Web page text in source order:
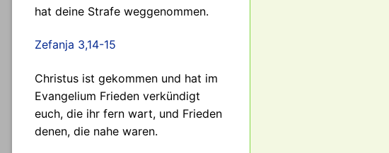
hat deine Strafe weggenommen.
Zefanja 3,14-15
Christus ist gekommen und hat im
Evangelium Frieden verkündigt
euch, die ihr fern wart, und Frieden
denen, die nahe waren.